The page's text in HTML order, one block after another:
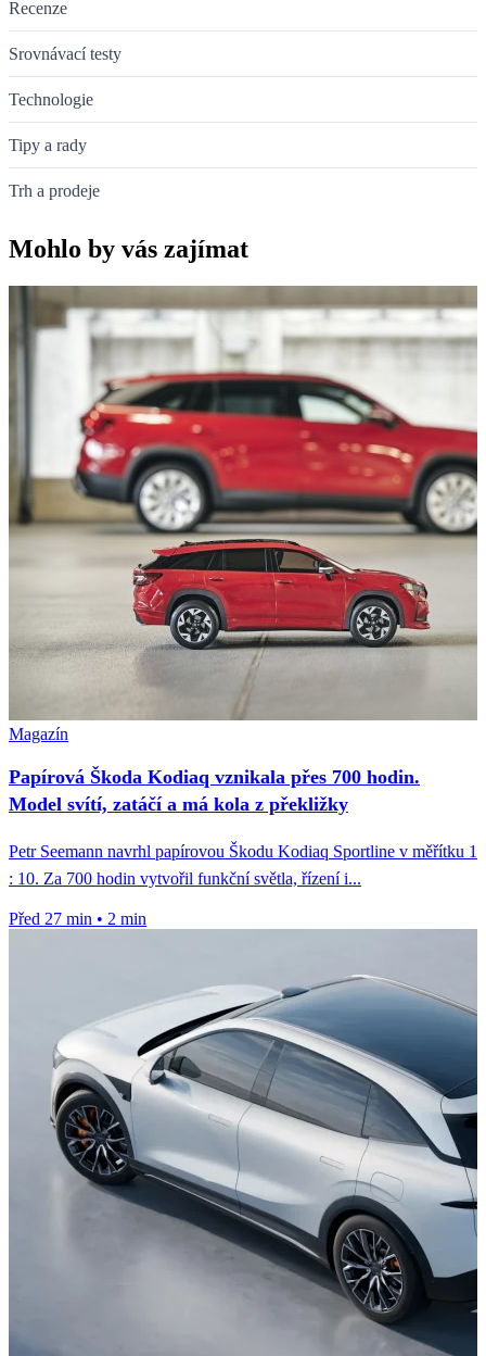
Recenze
Srovnávací testy
Technologie
Tipy a rady
Trh a prodeje
Mohlo by vás zajímat
Magazín
Papírová Škoda Kodiaq vznikala přes 700 hodin.
Model svítí, zatáčí a má kola z překližky
Petr Seemann navrhl papírovou Škodu Kodiaq Sportline v měřítku 1
: 10. Za 700 hodin vytvořil funkční světla, řízení i...
Před 27 min • 2 min